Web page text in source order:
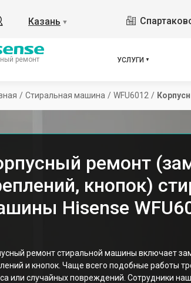
Казань ▼
ремонт УСЛУГИ
/ Стиральная машина / WFU6012 /
ремонт
кнопок)
Hisense
ремонт стиральной машины включает
и кнопок. Чаще всего подобные работы
или случайных повреждений. Сотрудники